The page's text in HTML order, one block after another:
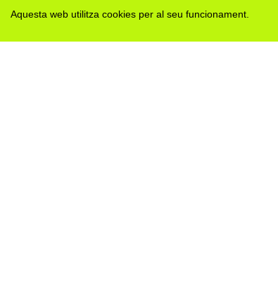
Aquesta web utilitza cookies per al seu funcionament.